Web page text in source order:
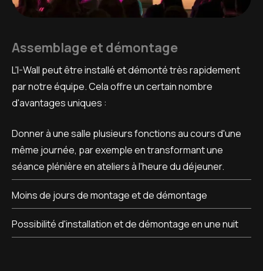
Assemblage et démontage
L'I-Wall peut être installé et démonté très rapidement
par notre équipe. Cela offre un certain nombre
d'avantages uniques :
Donner à une salle plusieurs fonctions au cours d'une
même journée, par exemple en transformant une
séance plénière en ateliers à l'heure du déjeuner.
Moins de jours de montage et de démontage
Possibilité d'installation et de démontage en une nuit